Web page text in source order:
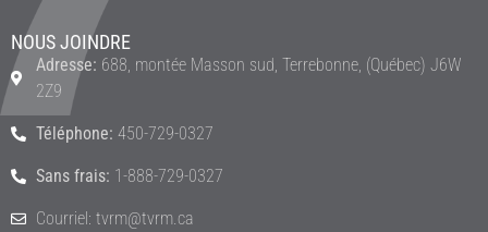
NOUS JOINDRE
Adresse: 688, montée Masson sud, Terrebonne, (Québec) J6W
2Z9
Téléphone: 450-729-0327
Sans frais: 1-888-729-0327
Courriel: tvrm@tvrm.ca